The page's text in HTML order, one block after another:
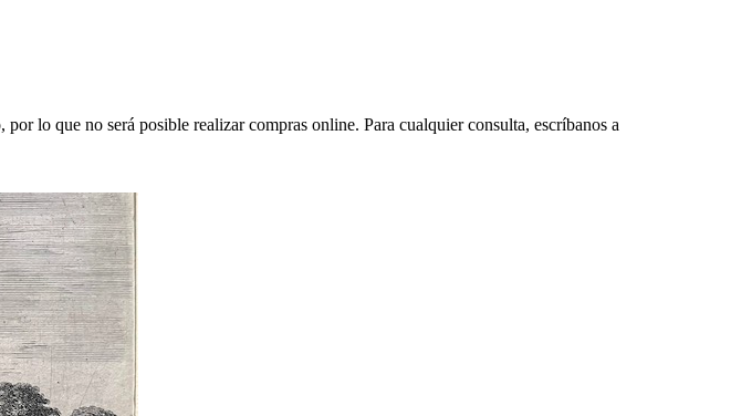
lo que no será posible realizar compras online. Para cualquier consulta, escríbanos a